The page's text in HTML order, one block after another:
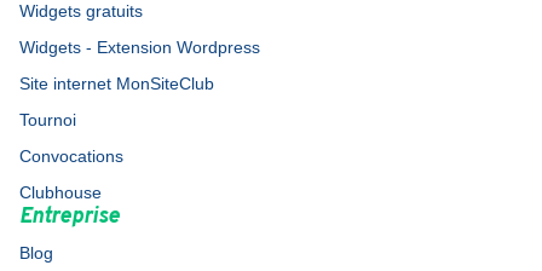
Widgets gratuits
Widgets - Extension Wordpress
Site internet MonSiteClub
Tournoi
Convocations
Clubhouse
Entreprise
Blog